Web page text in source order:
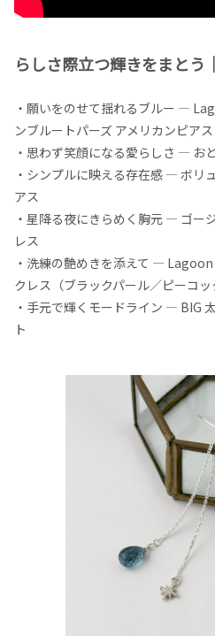
らしさ際立つ輝きをまとう
・願いをのせて揺れるブルー —
ンブルートパーズ アメリカンピアス
・思わず笑顔になる愛らしさ — お
・シンプルに映える存在感 — ボリ
アス
・星降る夜にきらめく胸元 — ゴー
レス
・洗練の艶めきを添えて —
クレス（ブラックパール／ピーコッ
・手元で輝くモードライン — BIG
ト